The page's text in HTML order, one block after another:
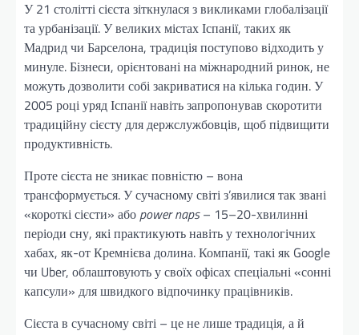
У 21 столітті сієста зіткнулася з викликами глобалізації
та урбанізації. У великих містах Іспанії, таких як
Мадрид чи Барселона, традиція поступово відходить у
минуле. Бізнеси, орієнтовані на міжнародний ринок, не
можуть дозволити собі закриватися на кілька годин. У
2005 році уряд Іспанії навіть запропонував скоротити
традиційну сієсту для держслужбовців, щоб підвищити
продуктивність.
Проте сієста не зникає повністю – вона
трансформується. У сучасному світі з’явилися так звані
«короткі сієсти» або power naps– 15–20-хвилинні
періоди сну, які практикують навіть у технологічних
хабах, як-от Кремнієва долина. Компанії, такі як Google
чи Uber, облаштовують у своїх офісах спеціальні «сонні
капсули» для швидкого відпочинку працівників.
Сієста в сучасному світі – це не лише традиція, а й